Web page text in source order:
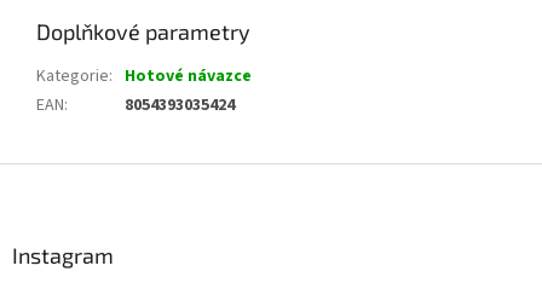
Doplňkové parametry
Kategorie: Hotové návazce
EAN: 8054393035424
Instagram